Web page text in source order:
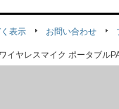
表示 お問い合わせ
ワイヤレスマイク ポータブル